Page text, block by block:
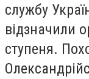
службу
відзначили
ступеня.